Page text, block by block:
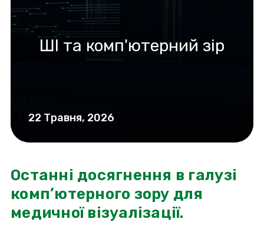
22 Травня, 2026
ШІ та комп'ютерний зір
Останні досягнення в галузі
комп’ютерного зору для
медичної візуалізації.